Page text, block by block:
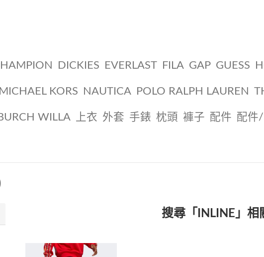
DICKIES EVERLAST FILA GAP GUESS
MICHAEL KORS NAUTICA POLO RALPH LAUREN
WILLA 上衣 外套 手錶 枕頭 褲子 配件 配件
搜尋「INLINE」相